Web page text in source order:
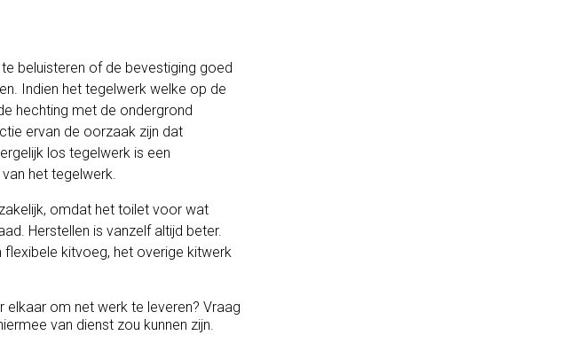
beluisteren of de bevestiging goed
Indien het tegelwerk welke op de
hechting met de ondergrond
ervan de oorzaak zijn dat
los tegelwerk is een
het tegelwerk.
omdat het toilet voor wat
Herstellen is vanzelf altijd beter.
flexibele kitvoeg, het overige kitwerk
om net werk te leveren? Vraag
van dienst zou kunnen zijn.